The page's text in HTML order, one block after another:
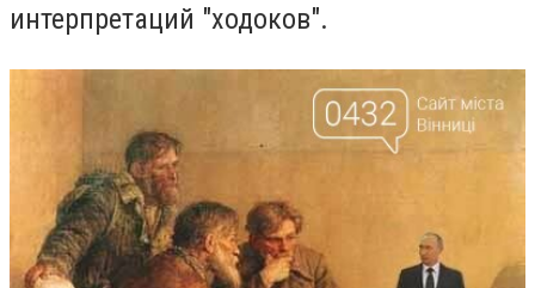
интерпретаций "ходоков".